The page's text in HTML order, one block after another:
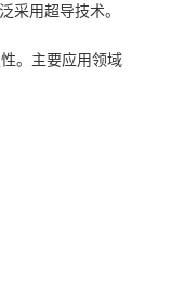
采用超导技术。
。主要应用领域